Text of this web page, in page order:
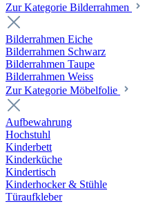
Zur Kategorie Bilderrahmen
Bilderrahmen Eiche
Bilderrahmen Schwarz
Bilderrahmen Taupe
Bilderrahmen Weiss
Zur Kategorie Möbelfolie
Aufbewahrung
Hochstuhl
Kinderbett
Kinderküche
Kindertisch
Kinderhocker & Stühle
Türaufkleber